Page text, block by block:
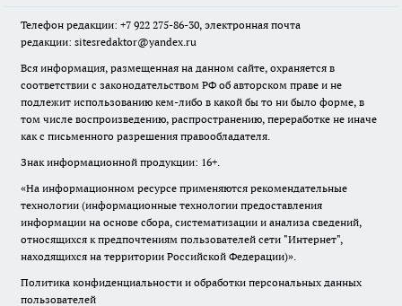
Телефон редакции: +7 922 275-86-30, электронная почта
редакции: sitesredaktor@yandex.ru
Вся информация, размещенная на данном сайте, охраняется в
соответствии с законодательством РФ об авторском праве и не
подлежит использованию кем-либо в какой бы то ни было форме, в
том числе воспроизведению, распространению, переработке не иначе
как с письменного разрешения правообладателя.
Знак информационной продукции: 16+.
«На информационном ресурсе применяются рекомендательные
технологии (информационные технологии предоставления
информации на основе сбора, систематизации и анализа сведений,
относящихся к предпочтениям пользователей сети "Интернет",
находящихся на территории Российской Федерации)».
Политика конфиденциальности и обработки персональных данных
пользователей